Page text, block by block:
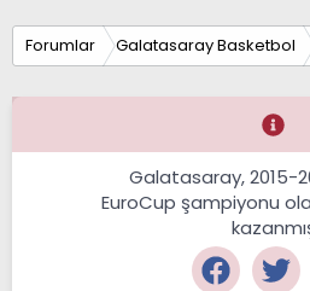
Forumlar Galatasaray Basketbol
Galatasaray, 2015-
EuroCup şampiyonu